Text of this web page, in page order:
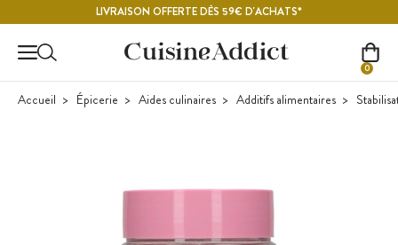
LIVRAISON OFFERTE DÈS 59€ D'ACHATS*
0
Accueil Épicerie Aides culinaires Additifs alimentaires